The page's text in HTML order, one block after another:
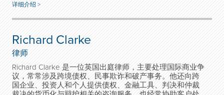
详细介绍 >
Richard Clarke
律师
Richard Clarke 是一位英国出庭律师，主要处理国际商业争
议，常常涉及跨境债权、民事欺诈和破产事务。他还向跨
国企业、投资人和个人提供债权、金融工具、判决和仲裁